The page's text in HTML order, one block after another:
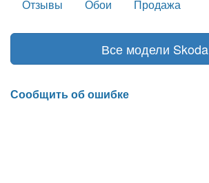
Отзывы Обои Продажа
Все модели Skoda
Сообщить об ошибке